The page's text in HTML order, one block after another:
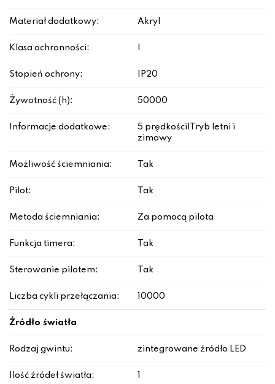
Materiał dodatkowy: Akryl
Klasa ochronności:
Stopień ochrony: IP20
Żywotność (h): 50000
Informacje dodatkowe:
5 prędkości|Tryb letni i
zimowy
Możliwość ściemniania: Tak
Pilot: Tak
Metoda ściemniania: Za pomocą pilota
Funkcja timera: Tak
Sterowanie pilotem: Tak
Liczba cykli przełączania: 10000
Źródło światła
Rodzaj gwintu: zintegrowane źródło LED
Ilość źródeł światła: